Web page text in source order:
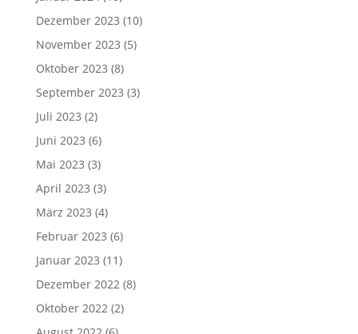
Dezember 2023 (10)
November 2023 (5)
Oktober 2023 (8)
September 2023 (3)
Juli 2023 (2)
Juni 2023 (6)
Mai 2023 (3)
April 2023 (3)
März 2023 (4)
Februar 2023 (6)
Januar 2023 (11)
Dezember 2022(8)
Oktober 2022(2)